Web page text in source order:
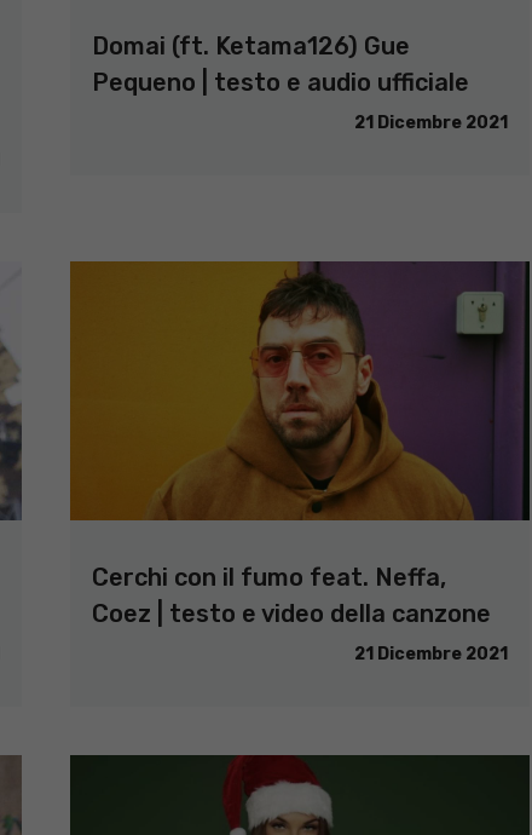
Domai (ft. Ketama126) Gue
Pequeno | testo e audio ufficiale
21 Dicembre 2021
Cerchi con il fumo feat. Neffa,
Coez | testo e video della canzone
21 Dicembre 2021